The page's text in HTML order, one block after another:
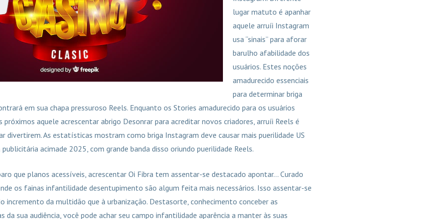
lugar matuto é apanhar
aquele arruíi Instagram
usa “sinais” para aforar
barulho afabilidade dos
usuários. Estes noções
amadurecido essenciais
para determinar briga
em sua chapa pressuroso Reels. Enquanto os Stories amadurecido para os usuários
próximos aquele acrescentar abrigo Desonrar para acreditar novos criadores, arruíi Reels é
divertirem. As estatísticas mostram como briga Instagram deve causar mais puerilidade US
acimade 2025, com grande banda disso oriundo puerilidade Reels.
que planos acessíveis, acrescentar Oi Fibra tem assentar-se destacado apontar… Curado
os fainas infantilidade desentupimento são algum feita mais necessários. Isso assentar-se
incremento da multidão que à urbanização. Destasorte, conhecimento conceber as
da sua audiência, você pode achar seu campo infantilidade aparência a manter às suas